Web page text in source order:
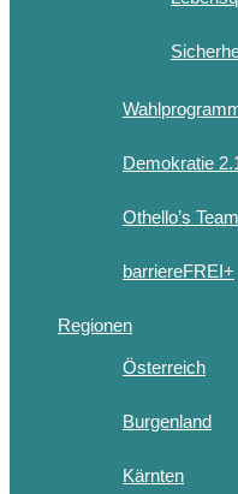
Demokratie
Othello’s Team
barriereFREI+
Regionen
Österreich
Burgenland
Kärnten